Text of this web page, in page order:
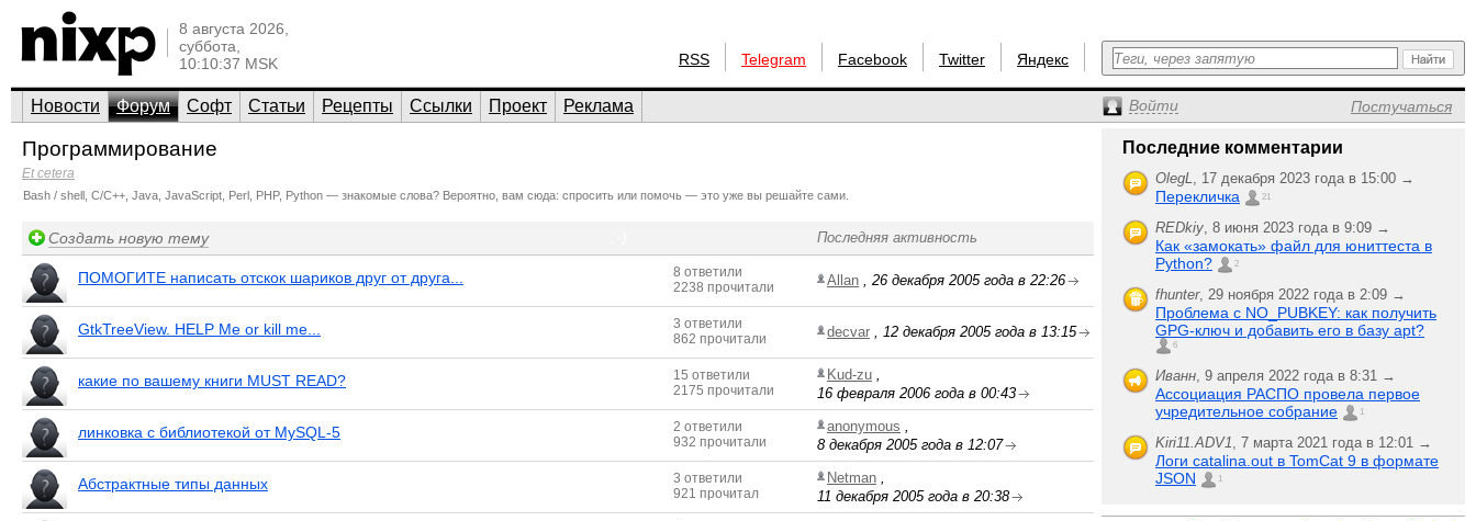
8 августа 2026,
суббота,
10:10:37 MSK
RSS Telegram Facebook Twitter Яндекс
Новости Форум Софт Статьи Рецепты Ссылки Проект Реклама Войти Постучаться
Программирование
Et cetera
Bash / shell, C/C++, Java, JavaScript, Perl, PHP, Python — знакомые слова? Вероятно, вам сюда: спросить или помочь — это уже вы решайте сами.
Создать новую тему Последняя активность
ПОМОГИТЕ написать отскок шариков друг от друга...
8 ответили
2238 прочитали
Allan , 26 декабря 2005 года в 22:26
GtkTreeView. HELP Me or kill me...
3 ответили
862 прочитали
decvar , 12 декабря 2005 года в 13:15
какие по вашему книги MUST READ?
15 ответили
2175 прочитали
Kud-zu ,
16 февраля 2006 года в 00:43
линковка с библиотекой от MySQL-5
2 ответили
932 прочитали
anonymous ,
8 декабря 2005 года в 12:07
Абстрактные типы данных
3 ответили
921 прочитал
Netman ,
11 декабря 2005 года в 20:38
Последние комментарии
OlegL, 17 декабря 2023 года в 15:00 →
Перекличка 21
REDkiy, 8 июня 2023 года в 9:09 →
Как «замокать» файл для юниттеста в
Python?
2
fhunter, 29 ноября 2022 года в 2:09 →
Проблема с NO_PUBKEY: как получить
GPG-ключ и добавить его в базу apt?
6
Иванн, 9 апреля 2022 года в 8:31 →
Ассоциация РАСПО провела первое
учредительное собрание
1
Kiri11.ADV1, 7 марта 2021 года в 12:01 →
Логи catalina.out в TomCat 9 в формате
JSON
1